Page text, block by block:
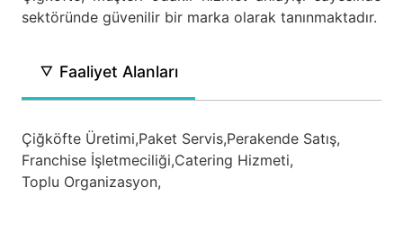
sektöründe güvenilir bir marka olarak tanınmaktadır.
Faaliyet Alanları
Çiğköfte Üretimi,Paket Servis,Perakende Satış,
Franchise İşletmeciliği,Catering Hizmeti,
Toplu Organizasyon,